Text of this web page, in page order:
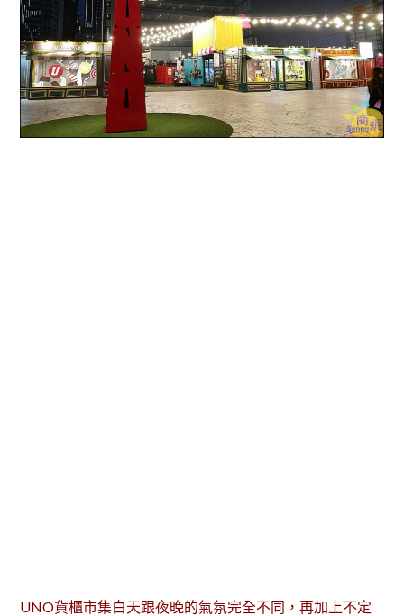
UNO貨櫃市集白天跟夜晚的氣氛完全不同，再加上不定